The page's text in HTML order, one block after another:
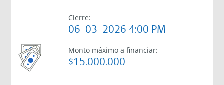
Cierre:
06-03-2026 4:00 PM
Monto máximo a financiar:
$15.000.000